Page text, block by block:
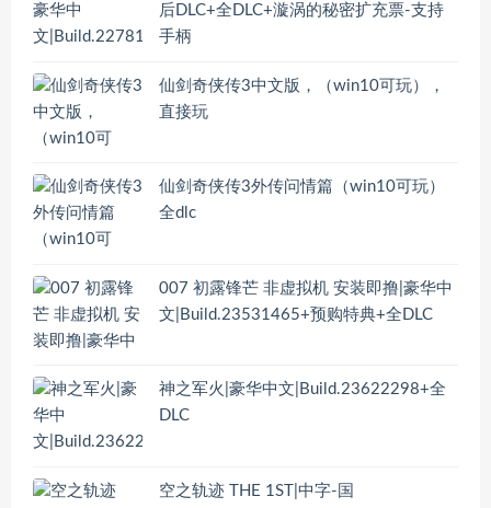
后DLC+全DLC+漩涡的秘密扩充票-支持
手柄
仙剑奇侠传3中文版，（win10可玩），
直接玩
仙剑奇侠传3外传问情篇（win10可玩）
全dlc
007 初露锋芒 非虚拟机 安装即撸|豪华中
文|Build.23531465+预购特典+全DLC
神之军火|豪华中文|Build.23622298+全
DLC
空之轨迹 THE 1ST|中字-国